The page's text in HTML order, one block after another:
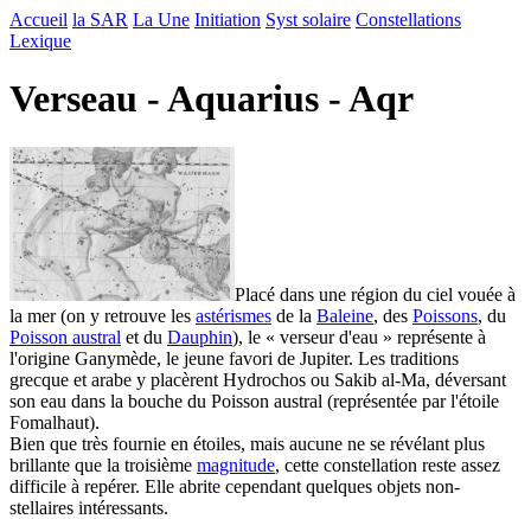
Accueil la SAR La Une Initiation Syst solaire Constellations
Lexique
Verseau - Aquarius - Aqr
Placé dans une région du ciel vouée à
la mer (on y retrouve les astérismes de la Baleine, des Poissons, du
Poisson austral et du Dauphin), le « verseur d'eau » représente à
l'origine Ganymède, le jeune favori de Jupiter. Les traditions
grecque et arabe y placèrent Hydrochos ou Sakib al-Ma, déversant
son eau dans la bouche du Poisson austral (représentée par l'étoile
Fomalhaut).
Bien que très fournie en étoiles, mais aucune ne se révélant plus
brillante que la troisième magnitude, cette constellation reste assez
difficile à repérer. Elle abrite cependant quelques objets non-
stellaires intéressants.